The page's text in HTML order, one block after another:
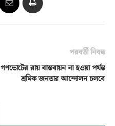
পরবর্তী নিবন্ধ
গণভোটের রায় বাস্তবায়ন না হওয়া পর্যন্ত
শ্রমিক জনতার আন্দোলন চলবে